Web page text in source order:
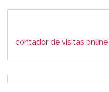
contador de visitas online